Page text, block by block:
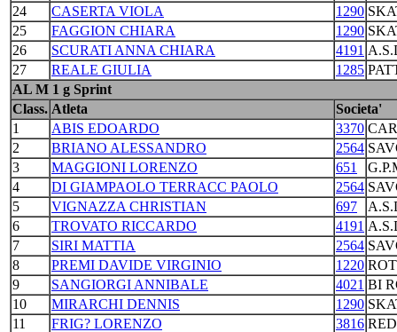
24
CASERTA VIOLA 1290
25
FAGGION CHIARA 1290
26
SCURATI ANNA CHIARA 4191
27
REALE GIULIA 1285
AL M 1 g Sprint
Class. Atleta
Societa'
1
ABIS EDOARDO 3370
2
BRIANO ALESSANDRO 2564
3
MAGGIONI LORENZO 651
4
DI GIAMPAOLO TERRACC PAOLO 2564
5
VIGNAZZA CHRISTIAN 697
6
TROVATO RICCARDO 4191
7
SIRI MATTIA 2564
8
PREMI DAVIDE VIRGINIO 1220
9
SANGIORGI ANNIBALE 4021 BI
10
MIRARCHI DENNIS 1290
11
FRIG? LORENZO 3816